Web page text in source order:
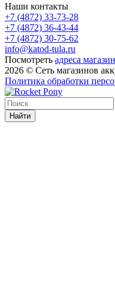
Наши контакты
+7 (4872) 33-73-28
+7 (4872) 36-43-44
+7 (4872) 30-75-62
info@katod-tula.ru
Посмотреть адреса
2026 © Сеть магазинов
Политика обработки
Найти